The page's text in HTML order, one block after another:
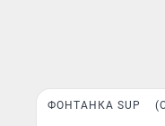
ФОНТАНКА SUP